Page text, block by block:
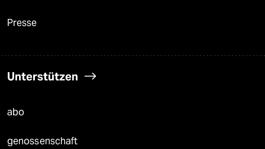
Presse
Unterstützen
abo
genossenschaft